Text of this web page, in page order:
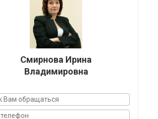
Смирнова Ирина
Владимировна